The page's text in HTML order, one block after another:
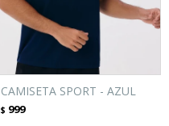
CAMISETA SPORT - AZUL
$ 999